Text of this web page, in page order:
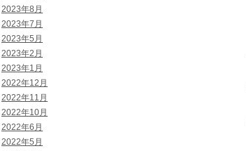
2023年8月
2023年7月
2023年5月
2023年2月
2023年1月
2022年12月
2022年11月
2022年10月
2022年6月
2022年5月